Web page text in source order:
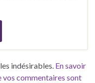
indésirables. En savoir
vos commentaires sont